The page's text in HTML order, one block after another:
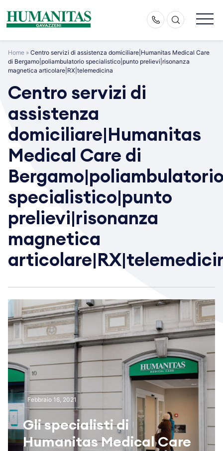
content
Home » Centro servizi di assistenza domiciliare|Humanitas Medical Care
di Bergamo|poliambulatorio specialistico|punto prelievi|risonanza
magnetica articolare|RX|telemedicina
Centro servizi di
assistenza
domiciliare|Humanitas
Medical Care di
specialistico|punto
prelievi|risonanza
magnetica
Febbraio 16, 2021
Gli specialisti di
Humanitas Medical Care